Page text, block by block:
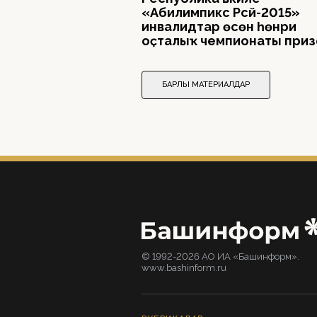
«Абилимпикс Рәсәй-2015»
инвалидтар өсөн һөнәри
оҫталыҡ чемпионаты
БАРЛЫҠ МАТЕРИАЛДАР
© 1992-2026 АО ИА «Башинформ».
www.bashinform.ru